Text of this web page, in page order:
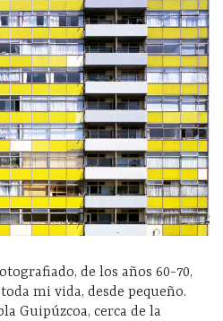
de los años 60-70,
mi vida, desde pequeño.
Guipúzcoa, cerca de la